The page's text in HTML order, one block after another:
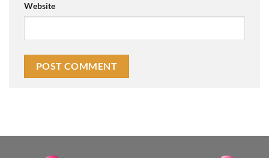
Website